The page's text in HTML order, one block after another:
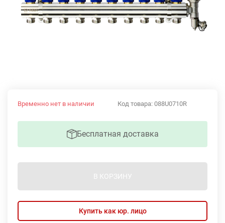
Код товара: 088U0710R
Временно нет в наличии
Бесплатная доставка
В КОРЗИНУ
Купить как юр. лицо